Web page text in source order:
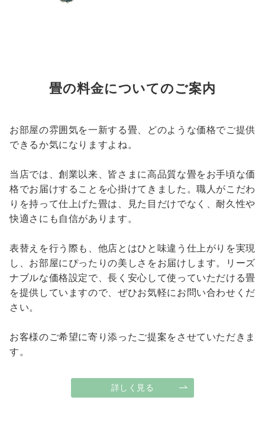
畳の料金についてのご案内
お部屋の雰囲気を一新する畳、どのような価格でご提供
できるか気になりますよね。
当店では、創業以来、皆さまに高品質な畳をお手頃な価
格でお届けすることを心掛けてきました。職人がこだわ
りを持って仕上げた畳は、見た目だけでなく、耐久性や
快適さにも自信があります。
表替えを行う際も、他店とはひと味違う仕上がりを実現
し、お部屋にぴったりの美しさをお届けします。リーズ
ナブルな価格設定で、長く安心して使っていただける畳
を提供していますので、ぜひお気軽にお問い合わせくだ
さい。
お客様のご希望に寄り添ったご提案をさせていただきま
す。
詳しく見る